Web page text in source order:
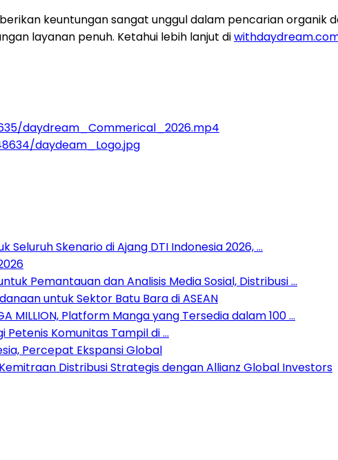
keuntungan sangat unggul dalam pencarian
layanan penuh. Ketahui lebih lanjut di
daydream_Commerical_2026.mp4
daydeam_Logo.jpg
Seluruh Skenario di Ajang DTI Indonesia 2026, …
Pemantauan dan Analisis Media Sosial, Distribusi …
untuk Sektor Batu Bara di ASEAN
MILLION, Platform Manga yang Tersedia dalam 100 …
Petenis Komunitas Tampil di …
Percepat Ekspansi Global
Distribusi Strategis dengan Allianz Global Investors